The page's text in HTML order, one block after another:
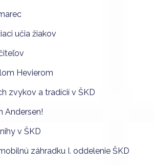
učia žiakov
Hevierom
zvykov a tradícií v ŠKD
Andersen!
v ŠKD
záhradku I. oddelenie ŠKD